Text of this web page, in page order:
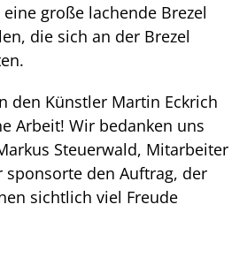
große lachende Brezel
die sich an der Brezel
den Künstler Martin Eckrich
Arbeit! Wir bedanken uns
Steuerwald, Mitarbeiter
sponsorte den Auftrag, der
sichtlich viel Freude